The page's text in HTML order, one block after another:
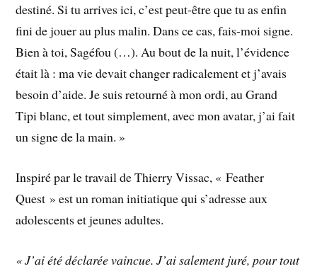
destiné. Si tu arrives ici, c’est peut-être que tu as enfin
fini de jouer au plus malin. Dans ce cas, fais-moi signe.
Bien à toi, Sagéfou (…). Au bout de la nuit, l’évidence
était là : ma vie devait changer radicalement et j’avais
besoin d’aide. Je suis retourné à mon ordi, au Grand
Tipi blanc, et tout simplement, avec mon avatar, j’ai fait
un signe de la main. »
Inspiré par le travail de Thierry Vissac, « Feather
Quest » est un roman initiatique qui s’adresse aux
adolescents et jeunes adultes.
« J’ai été déclarée vaincue. J’ai salement juré, pour tout